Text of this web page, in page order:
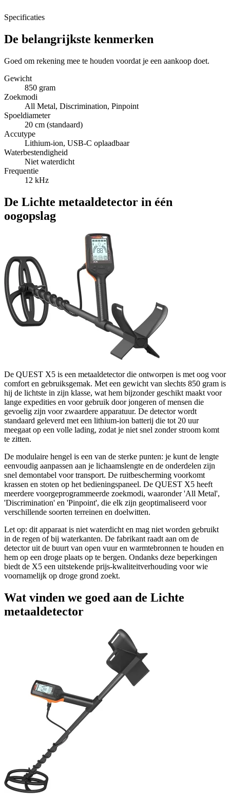
Specificaties
De belangrijkste kenmerken
Goed om rekening mee te houden voordat je een aankoop doet.
Gewicht
850 gram
Zoekmodi
All Metal, Discrimination, Pinpoint
Spoeldiameter
20 cm (standaard)
Accutype
Lithium-ion, USB-C oplaadbaar
Waterbestendigheid
Niet waterdicht
Frequentie
12 kHz
De Lichte metaaldetector in één
oogopslag
De QUEST X5 is een metaaldetector die ontworpen is met oog voor
comfort en gebruiksgemak. Met een gewicht van slechts 850 gram is
hij de lichtste in zijn klasse, wat hem bijzonder geschikt maakt voor
lange expedities en voor gebruik door jongeren of mensen die
gevoelig zijn voor zwaardere apparatuur. De detector wordt
standaard geleverd met een lithium-ion batterij die tot 20 uur
meegaat op een volle lading, zodat je niet snel zonder stroom komt
te zitten.
De modulaire hengel is een van de sterke punten: je kunt de lengte
eenvoudig aanpassen aan je lichaamslengte en de onderdelen zijn
snel demontabel voor transport. De ruitbescherming voorkomt
krassen en stoten op het bedieningspaneel. De QUEST X5 heeft
meerdere voorgeprogrammeerde zoekmodi, waaronder 'All Metal',
'Discrimination' en 'Pinpoint', die elk zijn geoptimaliseerd voor
verschillende soorten terreinen en doelwitten.
Let op: dit apparaat is niet waterdicht en mag niet worden gebruikt
in de regen of bij waterkanten. De fabrikant raadt aan om de
detector uit de buurt van open vuur en warmtebronnen te houden en
hem op een droge plaats op te bergen. Ondanks deze beperkingen
biedt de X5 een uitstekende prijs-kwaliteitverhouding voor wie
voornamelijk op droge grond zoekt.
Wat vinden we goed aan de Lichte
metaaldetector